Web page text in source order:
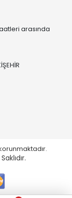
arasında